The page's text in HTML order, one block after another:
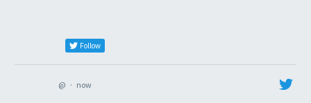
Follow
@ · now